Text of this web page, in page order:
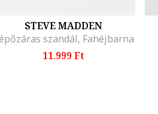
STEVE MADDEN
szandál, Fahéjbarna
11.999 Ft